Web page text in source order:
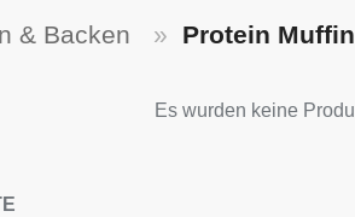
& Backen » Protein
Es wurden keine